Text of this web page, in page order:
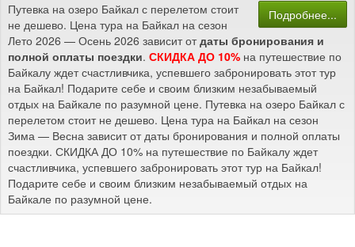
Подробнее...
Путевка на озеро Байкал с перелетом стоит
не дешево. Цена тура на Байкал на сезон
Лето 2026 — Осень 2026 зависит отдаты бронирования и
полной оплаты поездки. СКИДКА ДО 10% на путешествие по
Байкалу ждет счастливчика, успевшего забронировать этот тур
на Байкал! Подарите себе и своим близким незабываемый
отдых на Байкале по разумной цене. Путевка на озеро Байкал с
перелетом стоит не дешево. Цена тура на Байкал на сезон
Зима — Весна зависит от даты бронирования и полной оплаты
поездки. СКИДКА ДО 10% на путешествие по Байкалу ждет
счастливчика, успевшего забронировать этот тур на Байкал!
Подарите себе и своим близким незабываемый отдых на
Байкале по разумной цене.